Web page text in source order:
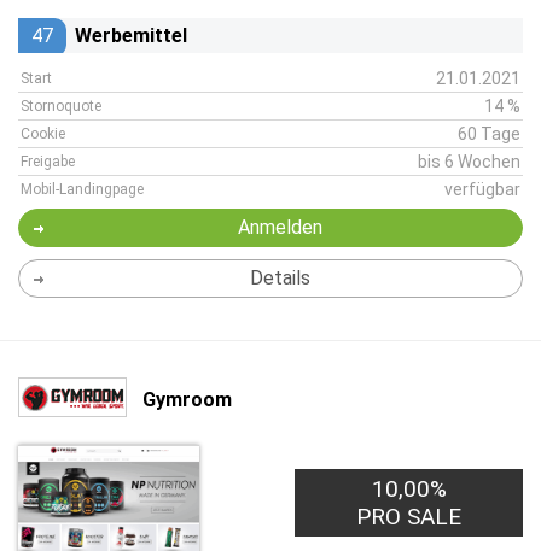
47 Werbemittel
Start 21.01.2021
Stornoquote 14 %
Cookie 60 Tage
Freigabe bis 6 Wochen
Mobil-Landingpage verfügbar
Anmelden
Details
Gymroom
10,00%
PRO SALE